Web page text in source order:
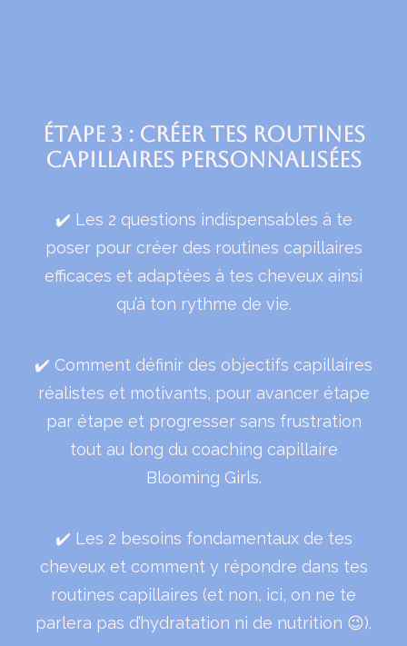
Étape 3 : Créer tes routines
capillaires personnalisées
✔️ Les 2 questions indispensables à te
poser pour créer des routines capillaires
efficaces et adaptées à tes cheveux ainsi
qu’à ton rythme de vie.
✔️ Comment définir des objectifs capillaires
réalistes et motivants, pour avancer étape
par étape et progresser sans frustration
tout au long du coaching capillaire
Blooming Girls.
✔️ Les 2 besoins fondamentaux de tes
cheveux et comment y répondre dans tes
routines capillaires (et non, ici, on ne te
parlera pas d’hydratation ni de nutrition 😉).